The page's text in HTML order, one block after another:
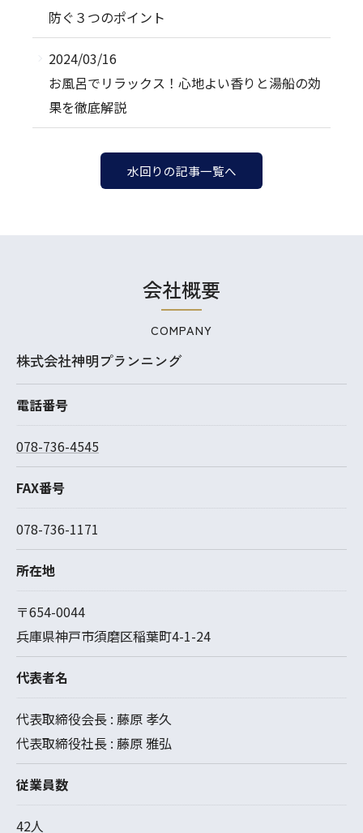
防ぐ３つのポイント
2024/03/16
お風呂でリラックス！心地よい香りと湯船の効
果を徹底解説
水回りの記事一覧へ
会社概要
COMPANY
株式会社神明プランニング
電話番号
078-736-4545
FAX番号
078-736-1171
所在地
〒654-0044
兵庫県神戸市須磨区稲葉町4-1-24
代表者名
代表取締役会長 : 藤原 孝久
代表取締役社長 : 藤原 雅弘
従業員数
42人